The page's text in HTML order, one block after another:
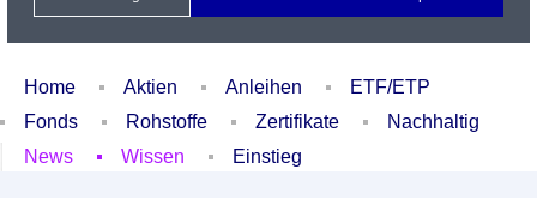
Home Aktien Anleihen
ETF/ETP
Fonds
Rohstoffe Zertifikate
Nachhaltig
News
Wissen Einstieg